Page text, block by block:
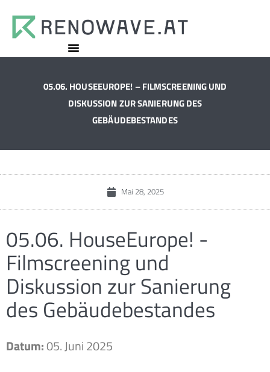
05.06. HOUSEEUROPE! – FILMSCREENING UND
DISKUSSION ZUR SANIERUNG DES
GEBÄUDEBESTANDES
Mai 28, 2025
05.06. HouseEurope! -
Filmscreening und
Diskussion zur Sanierung
des Gebäudebestandes
Datum:05. Juni 2025